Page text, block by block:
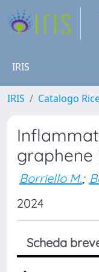
IRIS
IRIS Catalogo
graphene
Borriello M.;
2024
Scheda